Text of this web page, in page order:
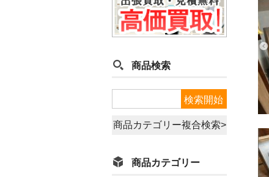
商品検索
商品カテゴリー複合検索>
商品カテゴリー